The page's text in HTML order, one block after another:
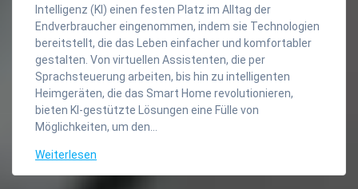
Intelligenz (KI) einen festen Platz im Alltag der
Endverbraucher eingenommen, indem sie Technologien
bereitstellt, die das Leben einfacher und komfortabler
gestalten. Von virtuellen Assistenten, die per
Sprachsteuerung arbeiten, bis hin zu intelligenten
Heimgeräten, die das Smart Home revolutionieren,
bieten KI-gestützte Lösungen eine Fülle von
Möglichkeiten, um den…
Weiterlesen